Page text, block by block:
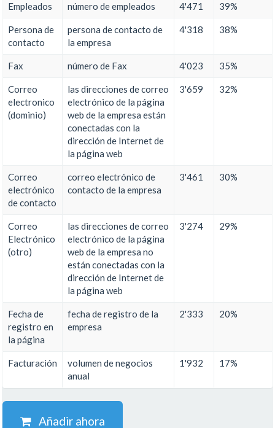
Empleados número de empleados 4'471 39%
Persona de
contacto
persona de contacto de
la empresa
4'318 38%
Fax número de Fax 4'023 35%
Correo
electronico
(dominio)
las direcciones de correo
electrónico de la página
web de la empresa están
conectadas con la
dirección de Internet de
la página web
3'659 32%
Correo
electrónico
de contacto
correo electrónico de
contacto de la empresa
3'461 30%
Correo
Electrónico
(otro)
las direcciones de correo
electrónico de la página
web de la empresa no
están conectadas con la
dirección de Internet de
la página web
3'274 29%
Fecha de
registro en
la página
fecha de registro de la
empresa
2'333 20%
Facturación
volumen de negocios
anual
1'932 17%
Añadir ahora